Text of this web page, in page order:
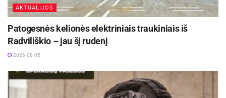
AKTUALIJOS
Patogesnės kelionės elektriniais traukiniais iš
Radviliškio – jau šį rudenį
2026-08-05